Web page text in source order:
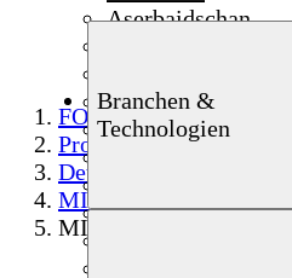
Aserbaidschan
Deutschland
Frankreich
Irak
Branchen &
Technologien
FOERSTER
Produkte
Detektion und Sicherheit
MINEX
MINEX 4.611